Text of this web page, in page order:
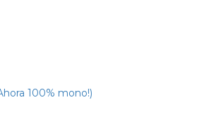
100% mono!)